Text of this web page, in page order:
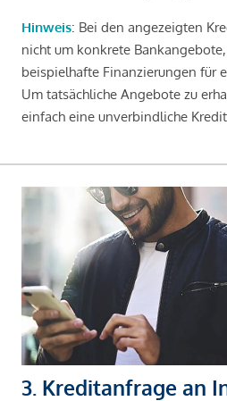
Hinweis: Bei den angezeigten
nicht um konkrete
beispielhafte Finanzierungen für
Um tatsächliche Angebote zu
einfach eine unverbindliche
3. Kreditanfrage an